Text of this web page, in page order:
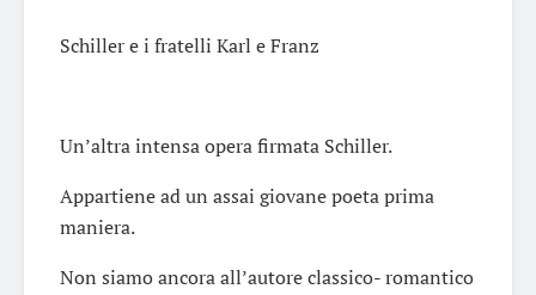
Schiller e i fratelli Karl e Franz
Un’altra intensa opera firmata Schiller.
Appartiene ad un assai giovane poeta prima
maniera.
Non siamo ancora all’autore classico- romantico